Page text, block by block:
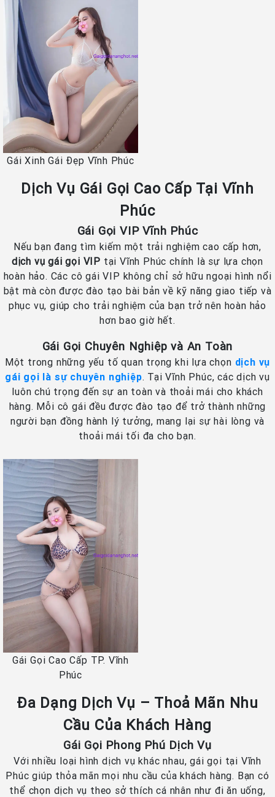
Gái Xinh Gái Đẹp Vĩnh Phúc
Dịch Vụ Gái Gọi Cao Cấp Tại Vĩnh
Phúc
Gái Gọi VIP Vĩnh Phúc
Nếu bạn đang tìm kiếm một trải nghiệm cao cấp hơn,
dịch vụ gái gọi VIP tại Vĩnh Phúc chính là sự lựa chọn
hoàn hảo. Các cô gái VIP không chỉ sở hữu ngoại hình nổi
bật mà còn được đào tạo bài bản về kỹ năng giao tiếp và
phục vụ, giúp cho trải nghiệm của bạn trở nên hoàn hảo
hơn bao giờ hết.
Gái Gọi Chuyên Nghiệp và An Toàn
Một trong những yếu tố quan trọng khi lựa chọn dịch vụ
gái gọi là sự chuyên nghiệp. Tại Vĩnh Phúc, các dịch vụ
luôn chú trọng đến sự an toàn và thoải mái cho khách
hàng. Mỗi cô gái đều được đào tạo để trở thành những
người bạn đồng hành lý tưởng, mang lại sự hài lòng và
thoải mái tối đa cho bạn.
Gái Gọi Cao Cấp TP. Vĩnh
Phúc
Đa Dạng Dịch Vụ – Thoả Mãn Nhu
Cầu Của Khách Hàng
Gái Gọi Phong Phú Dịch Vụ
Với nhiều loại hình dịch vụ khác nhau, gái gọi tại Vĩnh
Phúc giúp thỏa mãn mọi nhu cầu của khách hàng. Bạn có
thể chọn dịch vụ theo sở thích cá nhân như đi ăn uống,